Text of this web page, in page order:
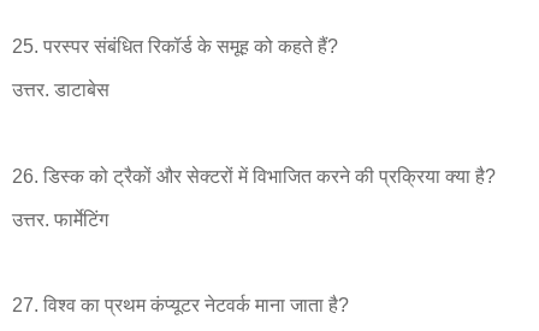
25. परस्पर संबंधित रिकॉर्ड के समूह को कहते हैं?
उत्तर. डाटाबेस
26. डिस्क को ट्रैकों और सेक्टरों में विभाजित करने की प्रक्रिया क्या है?
उत्तर. फार्मेटिंग
27. विश्व का प्रथम कंप्यूटर नेटवर्क माना जाता है?